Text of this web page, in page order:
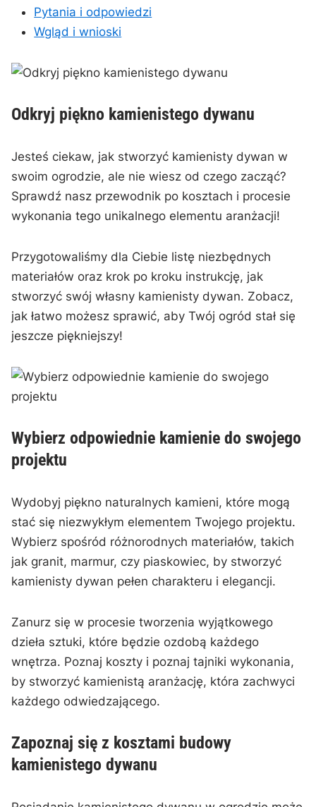
Pytania i odpowiedzi
Wgląd i wnioski
Odkryj ‍piękno kamienistego dywanu
Jesteś ciekaw,⁣ jak ⁤stworzyć kamienisty dywan w
swoim ogrodzie, ale​ nie wiesz od ⁤czego zacząć?
Sprawdź nasz przewodnik po ‍kosztach i procesie
wykonania⁢ tego unikalnego elementu aranżacji!
Przygotowaliśmy dla Ciebie listę niezbędnych
⁣materiałów oraz​ krok po⁢ kroku instrukcję,⁤ jak
‍stworzyć swój własny ‌kamienisty dywan. Zobacz, ​
jak łatwo⁣ możesz sprawić, aby⁢ Twój‍ ogród stał się​
jeszcze piękniejszy!
Wybierz odpowiednie⁤ kamienie do swojego
projektu
Wydobyj‌ piękno naturalnych kamieni,⁣ które ⁢mogą
stać się‌ niezwykłym elementem ‌Twojego projektu.
⁣Wybierz spośród różnorodnych materiałów, ⁢takich
jak granit, marmur, czy piaskowiec,⁤ by stworzyć
kamienisty dywan pełen charakteru ⁣i elegancji.
Zanurz‌ się w procesie tworzenia wyjątkowego
dzieła sztuki,⁢ które będzie ozdobą ⁤każdego⁢
wnętrza. Poznaj koszty i poznaj tajniki wykonania,‌
by stworzyć kamienistą aranżację, która zachwyci
każdego odwiedzającego.
Zapoznaj ‌się z kosztami budowy
kamienistego​ dywanu